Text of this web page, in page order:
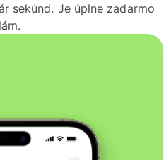
sekúnd. Je úplne zadarmo